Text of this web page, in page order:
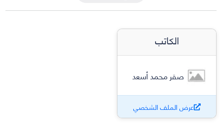
الكاتب
صقر محمد أسعد
عرض الملف الشخصي